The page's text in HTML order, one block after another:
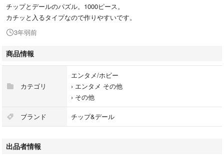
チップとデールのパズル。1000ピース。
カチッと入るタイプなので作りやすいです。
3年弱前
商品情報
カテゴリ
エンタメ/ホビー
› エンタメ その他
› その他
ブランド チップ&デール
出品者情報